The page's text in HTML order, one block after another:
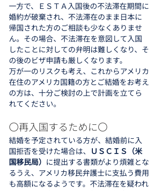
一方で、ＥＳＴＡ入国後の不法滞在期間に
婚約が破棄され、不法滞在のまま日本に
帰国された方のご相談も少なくありませ
ん。その場合、不法滞在を意図して入国
したことに対しての弁明は難しくなり、そ
の後のビザ申請も厳しくなります。
万が一のリスクも考え、これからアメリカ
在住のアメリカ国籍の方とご結婚をお考え
の方は、十分ご検討の上で計画を立てら
れてください。
〇再入国するために〇
結婚を予定されている方が、結婚前に入
国拒否を受けた場合は、
ＵＳＣＩＳ（米
国移民局） に提出する書類がより煩雑とな
るうえ、アメリカ移民弁護士に支払う費用
も高額になるようです。不法滞在を疑われ